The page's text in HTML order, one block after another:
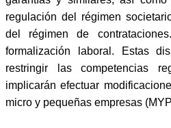
regulación del régimen
del régimen de
formalización laboral. Estas
restringir las competencias
implicarán efectuar
micro y pequeñas empresas